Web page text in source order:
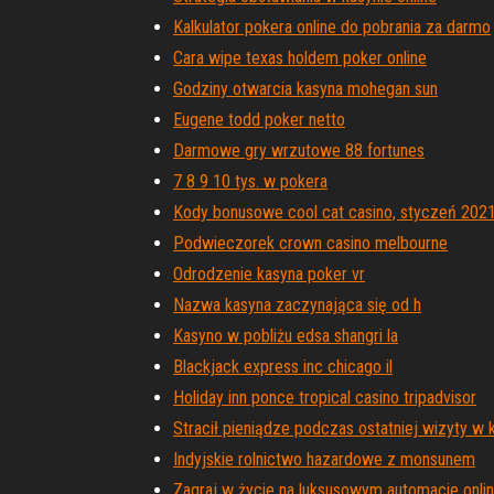
Kalkulator pokera online do pobrania za darmo
Cara wipe texas holdem poker online
Godziny otwarcia kasyna mohegan sun
Eugene todd poker netto
Darmowe gry wrzutowe 88 fortunes
7 8 9 10 tys. w pokera
Kody bonusowe cool cat casino, styczeń
Podwieczorek crown casino melbourne
Odrodzenie kasyna poker vr
Nazwa kasyna zaczynająca się od h
Kasyno w pobliżu edsa shangri la
Blackjack express inc chicago il
Holiday inn ponce tropical casino tripadvisor
Stracił pieniądze podczas ostatniej wizyty w
Indyjskie rolnictwo hazardowe z monsunem